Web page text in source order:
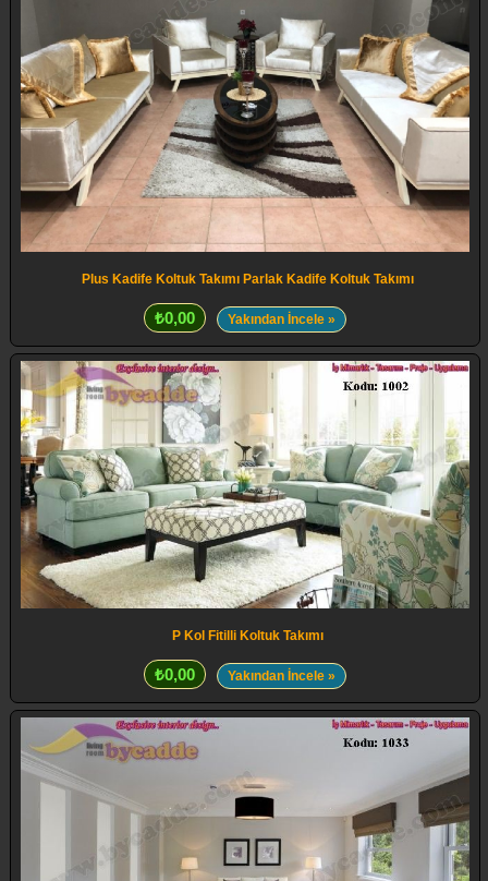
Plus Kadife Koltuk Takımı Parlak Kadife Koltuk Takımı
₺0,00 Yakından İncele »
P Kol Fitilli Koltuk Takımı
₺0,00 Yakından İncele »